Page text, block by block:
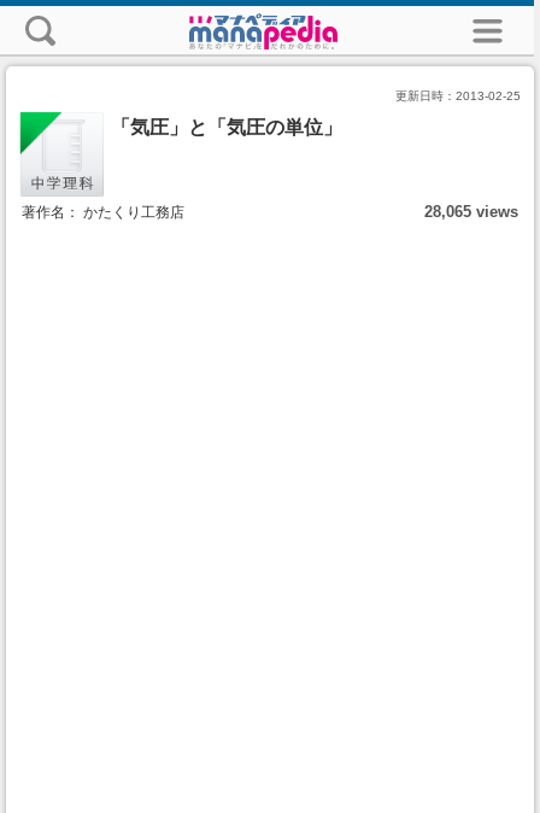
更新日時： 2013-02-25
「気圧」と「気圧の単位」
著作名： かたくり工務店 28,065 views